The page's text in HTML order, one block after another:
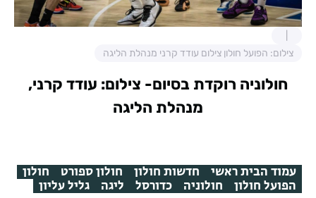
צילום: הפועל חולון צילום עודד קרני מנהלת הליגה
חולוניה רוקדת בסיום- צילום: עודד קרני,
מנהלת הליגה
עמוד הבית ראשי חדשות חולון חולון ספורט חולון
הפועל חולון חולוניה כדורסל ליגה גליל עליון